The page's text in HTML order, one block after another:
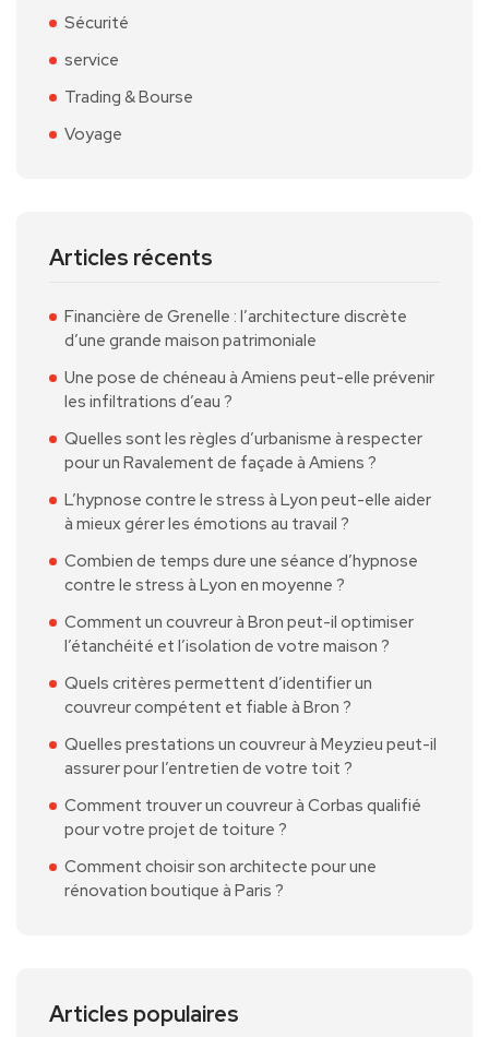
Sécurité
service
Trading & Bourse
Voyage
Articles récents
Financière de Grenelle : l’architecture discrète
d’une grande maison patrimoniale
Une pose de chéneau à Amiens peut-elle prévenir
les infiltrations d’eau ?
Quelles sont les règles d’urbanisme à respecter
pour un Ravalement de façade à Amiens ?
L’hypnose contre le stress à Lyon peut-elle aider
à mieux gérer les émotions au travail ?
Combien de temps dure une séance d’hypnose
contre le stress à Lyon en moyenne ?
Comment un couvreur à Bron peut-il optimiser
l’étanchéité et l’isolation de votre maison ?
Quels critères permettent d’identifier un
couvreur compétent et fiable à Bron ?
Quelles prestations un couvreur à Meyzieu peut-il
assurer pour l’entretien de votre toit ?
Comment trouver un couvreur à Corbas qualifié
pour votre projet de toiture ?
Comment choisir son architecte pour une
rénovation boutique à Paris ?
Articles populaires